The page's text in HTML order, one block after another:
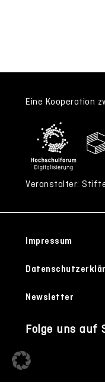
Eine Kooperation
Veranstalter:
Impressum
Newsletter
Folge uns auf